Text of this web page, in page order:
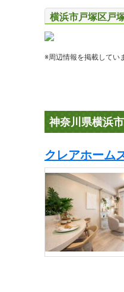
横浜市戸塚区戸
※周辺情報を掲載してい
神奈川県横浜
クレアホーム